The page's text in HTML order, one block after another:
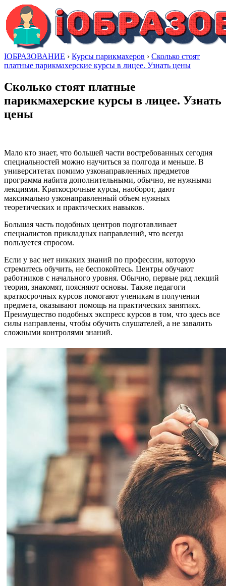
IОБРАЗОВАНИЕ › Курсы парикмахеров › Сколько стоят
платные парикмахерские курсы в лицее. Узнать цены
Сколько стоят платные
парикмахерские курсы в лицее. Узнать
цены
Мало кто знает, что большей части востребованных сегодня
специальностей можно научиться за полгода и меньше. В
университетах помимо узконаправленных предметов
программа набита дополнительными, обычно, не нужными
лекциями. Краткосрочные курсы, наоборот, дают
максимально узконаправленный объем нужных
теоретических и практических навыков.
Большая часть подобных центров подготавливает
специалистов прикладных направлений, что всегда
пользуется спросом.
Если у вас нет никаких знаний по профессии, которую
стремитесь обучить, не беспокойтесь. Центры обучают
работников с начального уровня. Обычно, первые ряд лекций
теория, знакомят, поясняют основы. Также педагоги
краткосрочных курсов помогают ученикам в получении
предмета, оказывают помощь на практических занятиях.
Преимущество подобных экспресс курсов в том, что здесь все
силы направлены, чтобы обучить слушателей, а не завалить
сложными контролями знаний.